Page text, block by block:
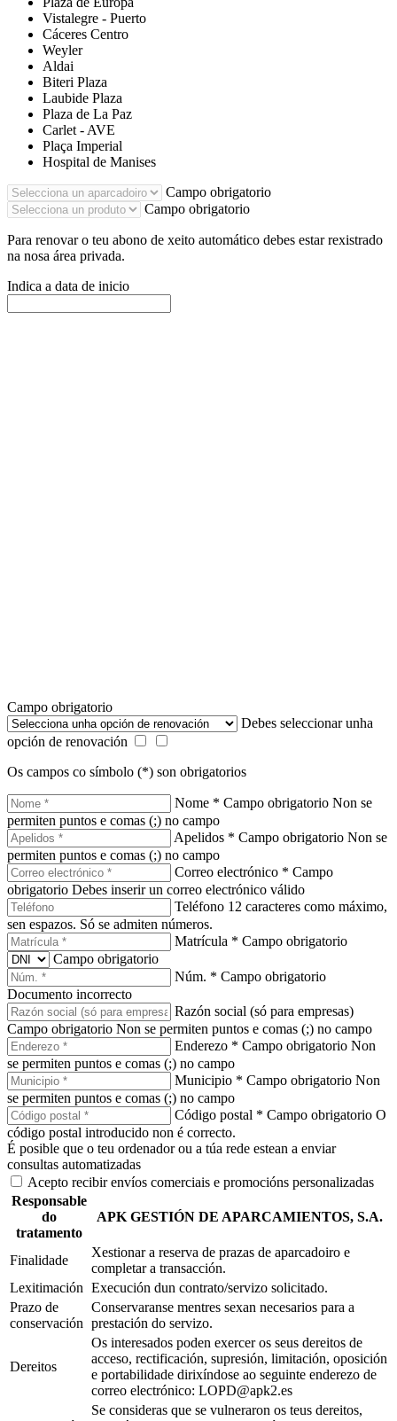
Vistalegre - Puerto
Cáceres Centro
Weyler
Aldai
Biteri Plaza
Laubide Plaza
Plaza de La Paz
Carlet - AVE
Plaça Imperial
Hospital de Manises
Campo obrigatorio
Campo obrigatorio
Para renovar o teu abono de xeito automático debes estar rexistrado
na nosa área privada.
Indica a data de inicio
Campo obrigatorio
Debes seleccionar unha
opción de renovación
Os campos co símbolo (*) son obrigatorios
Nome * Campo obrigatorio Non se
permiten puntos e comas (;) no campo
Apelidos * Campo obrigatorio Non se
permiten puntos e comas (;) no campo
Correo electrónico * Campo
obrigatorio Debes inserir un correo electrónico válido
Teléfono 12 caracteres como máximo,
sen espazos. Só se admiten números.
Matrícula * Campo obrigatorio
Campo obrigatorio
Núm. * Campo obrigatorio
Documento incorrecto
Razón social (só para empresas)
Campo obrigatorio Non se permiten puntos e comas (;) no campo
Enderezo * Campo obrigatorio Non
se permiten puntos e comas (;) no campo
Municipio * Campo obrigatorio Non
se permiten puntos e comas (;) no campo
Código postal * Campo obrigatorio O
código postal introducido non é correcto.
É posible que o teu ordenador ou a túa rede estean a enviar
consultas automatizadas
Acepto recibir envíos comerciais e promocións personalizadas
Responsable
do
tratamento
APK GESTIÓN DE APARCAMIENTOS, S.A.
Finalidade
Xestionar a reserva de prazas de aparcadoiro e
completar a transacción.
Lexitimación Execución dun contrato/servizo solicitado.
Prazo de
conservación
Conservaranse mentres sexan necesarios para a
prestación do servizo.
Dereitos
Os interesados poden exercer os seus dereitos de
acceso, rectificación, supresión, limitación, oposición
e portabilidade dirixíndose ao seguinte enderezo de
correo electrónico: LOPD@apk2.es
Se consideras que se vulneraron os teus dereitos,